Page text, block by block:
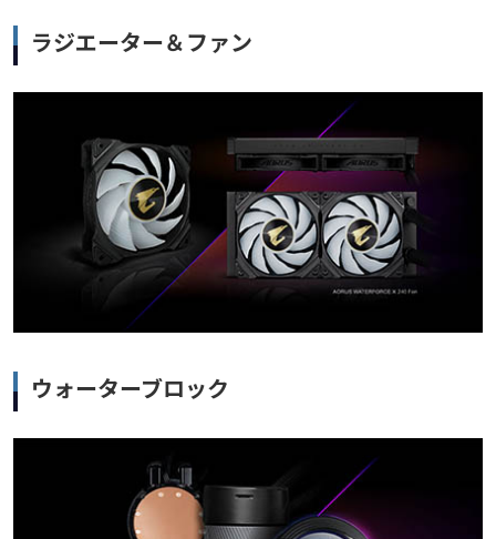
ラジエーター＆ファン
ウォーターブロック